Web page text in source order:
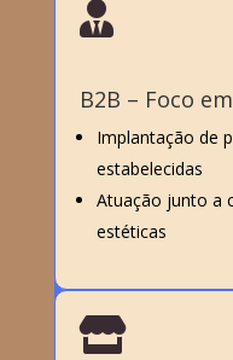

B2B – Foco
Implantação de
estabelecidas
Atuação junto a
estéticas
